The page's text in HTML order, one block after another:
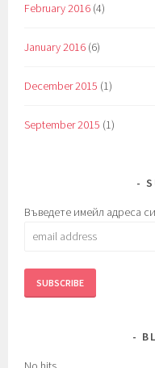
February 2016 (4)
January 2016 (6)
December 2015 (1)
September 2015 (1)
Въведете имейл адреса
email